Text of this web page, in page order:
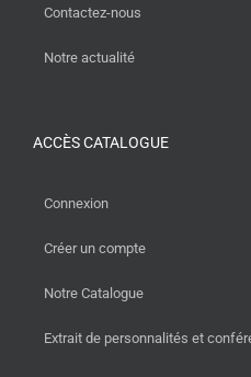
Contactez-nous
Notre actualité
ACCÈS CATALOGUE
Connexion
Créer un compte
Notre Catalogue
Extrait de personnalités et